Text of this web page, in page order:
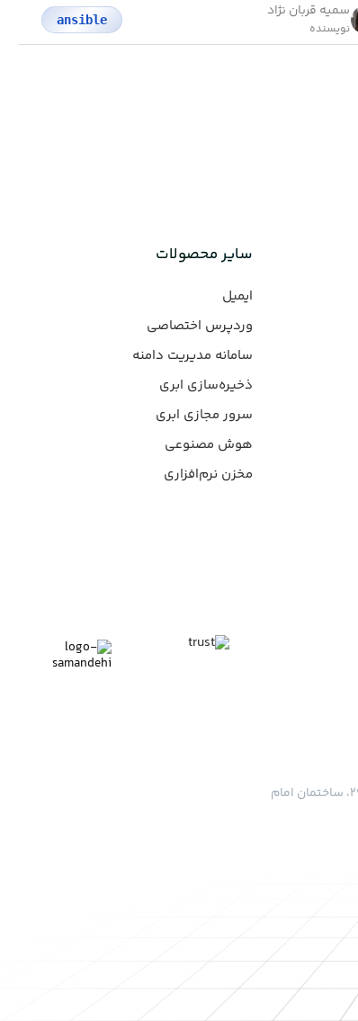
سمیه قربان نژاد
نویسنده
ansible
سایر محصولات
ایمیل
وردپرس‌ اختصاصی
سامانه مدیریت دامنه
ذخیره‌سازی ابری
سرور مجازی ابری
هوش مصنوعی
مخزن نرم‌افزاری
قم، بلوار امام رضا، پلاک ۲۹، ساختمان امام